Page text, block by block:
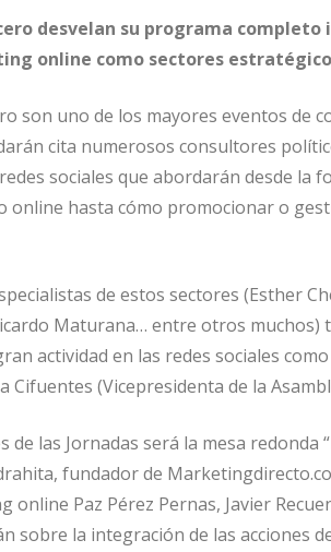
desvelan su programa
online como sectores
son uno de los mayores eventos de
cita numerosos consultores
sociales que abordarán desde la
online hasta cómo promocionar o
de estos sectores (Esther
Maturana… entre otros muchos)
actividad en las redes sociales
Cifuentes (Vicepresidenta de la
las Jornadas será la mesa redonda
fundador de
online Paz Pérez Pernas, Javier
sobre la integración de las acciones